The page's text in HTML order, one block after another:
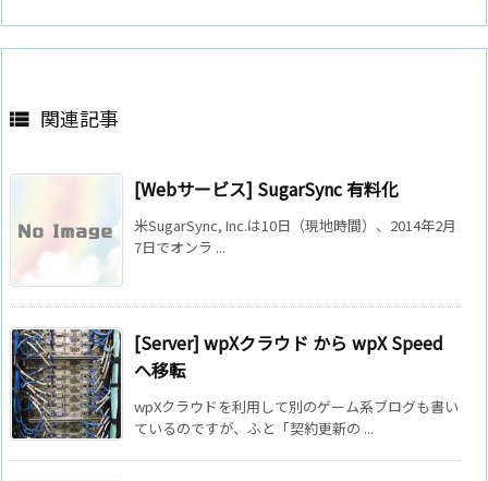
 関連記事
[Webサービス] SugarSync 有料化
米SugarSync, Inc.は10日（現地時間）、2014年2月
7日でオンラ ...
[Server] wpXクラウド から wpX Speed
へ移転
wpXクラウドを利用して別のゲーム系ブログも書い
ているのですが、ふと「契約更新の ...